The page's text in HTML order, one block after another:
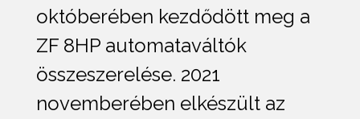
októberében kezdődött meg a
ZF 8HP automataváltók
összeszerelése. 2021
novemberében elkészült az